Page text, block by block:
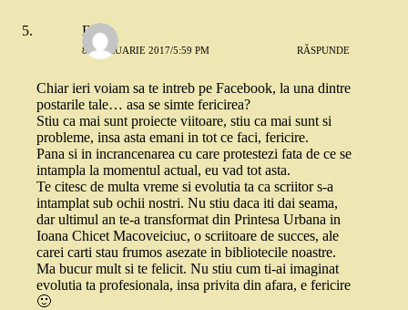
Elena
8 FEBRUARIE 2017/5:59 PM RĂSPUNDE
Chiar ieri voiam sa te intreb pe Facebook, la una dintre
postarile tale… asa se simte fericirea?
Stiu ca mai sunt proiecte viitoare, stiu ca mai sunt si
probleme, insa asta emani in tot ce faci, fericire.
Pana si in incrancenarea cu care protestezi fata de ce se
intampla la momentul actual, eu vad tot asta.
Te citesc de multa vreme si evolutia ta ca scriitor s-a
intamplat sub ochii nostri. Nu stiu daca iti dai seama,
dar ultimul an te-a transformat din Printesa Urbana in
Ioana Chicet Macoveiciuc, o scriitoare de succes, ale
carei carti stau frumos asezate in bibliotecile noastre.
Ma bucur mult si te felicit. Nu stiu cum ti-ai imaginat
evolutia ta profesionala, insa privita din afara, e fericire
🙂